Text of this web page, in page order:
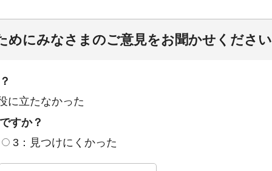
めにみなさまのご意見をお聞かせください
に立たなかった
すか？
3：見つけにくかった